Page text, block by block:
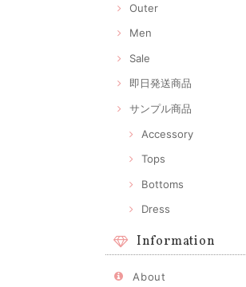
Outer
Men
Sale
即日発送商品
サンプル商品
Accessory
Tops
Bottoms
Dress
Information
About